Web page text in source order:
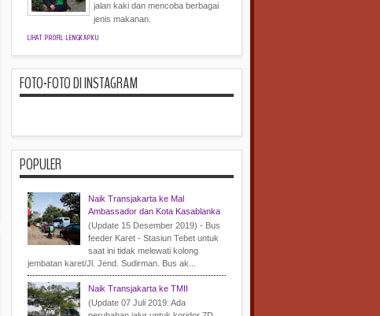
jalan kaki dan mencoba berbagai
jenis makanan.
LIHAT PROFIL LENGKAPKU
FOTO-FOTO DI INSTAGRAM
POPULER
Naik Transjakarta ke Mal
Ambassador dan Kota Kasablanka
(Update 15 Desember 2019) - Bus
feeder Karet - Stasiun Tebet untuk
saat ini tidak melewati kolong
jembatan karet/Jl. Jend. Sudirman. Bus ak...
Naik Transjakarta ke TMII
(Update 07 Juli 2019: Ada